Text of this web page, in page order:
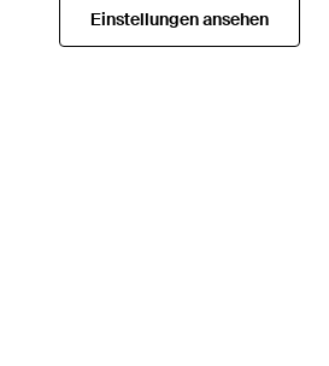
Einstellungen ansehen